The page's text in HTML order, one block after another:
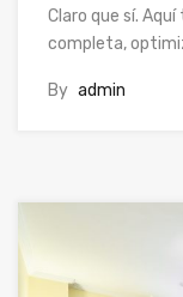
Claro que sí.
completa,
By admin